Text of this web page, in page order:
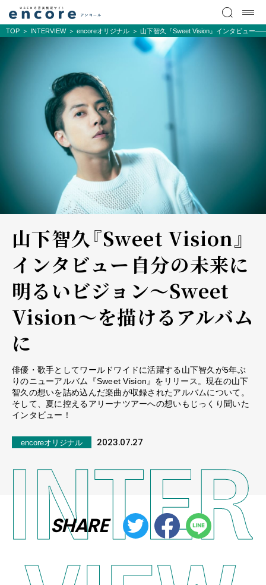
TOP INTERVIEW encoreオリジナル 山下智久『Sweet Vision』インタビュー
山下智久『Sweet Vision』
インタビュー――自分の未来に
明るいビジョン～Sweet
Vision～を描けるアルバム
に
俳優・歌手としてワールドワイドに活躍する山下智久が5年ぶ
りのニューアルバム『Sweet Vision』をリリース。現在の山下
智久の想いを詰め込んだ楽曲が収録されたアルバムについて。
そして、夏に控えるアリーナツアーへの想いもじっくり聞いた
インタビュー！
encoreオリジナル 2023.07.27
SHARE